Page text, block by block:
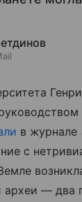
в журнале
с
— два